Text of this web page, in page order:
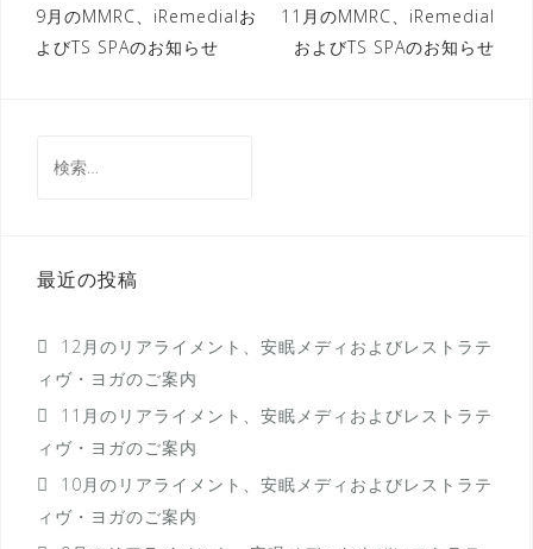
投
稿
ゲ
ョ
ン
9月のMMRC、iRemedialお
よびTS SPAのお知らせ
11月のMMRC、iRemedial
およびTS SPAのお知らせ
索:
最近の投稿
12月のリアライメント、安眠メディおよびレストラテ
ィヴ・ヨガのご案内
11月のリアライメント、安眠メディおよびレストラテ
ィヴ・ヨガのご案内
10月のリアライメント、安眠メディおよびレストラテ
ィヴ・ヨガのご案内